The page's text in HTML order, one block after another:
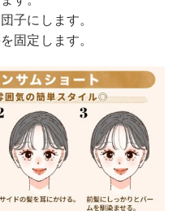
にします。
定します。